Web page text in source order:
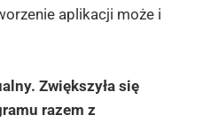
aplikacji może i
Zwiększyła się
razem z